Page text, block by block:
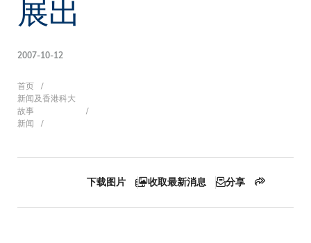
2007-10-12
面
包
屑
首页
新闻及香港科大
故事
新闻
下载图片 收取最新消息 分享